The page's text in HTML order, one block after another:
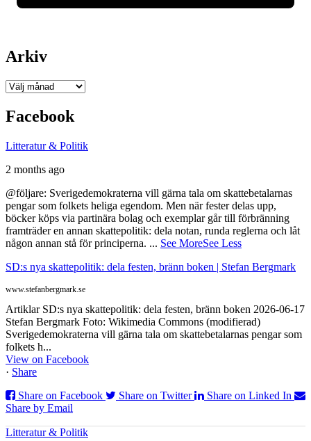
Arkiv
Arkiv
Facebook
Litteratur & Politik
2 months ago
@följare: Sverigedemokraterna vill gärna tala om skattebetalarnas
pengar som folkets heliga egendom. Men när fester delas upp,
böcker köps via partinära bolag och exemplar går till förbränning
framträder en annan skattepolitik: dela notan, runda reglerna och låt
någon annan stå för principerna. ... See MoreSee Less
SD:s nya skattepolitik: dela festen, bränn boken | Stefan Bergmark
www.stefanbergmark.se
Artiklar SD:s nya skattepolitik: dela festen, bränn boken 2026-06-17
Stefan Bergmark Foto: Wikimedia Commons (modifierad)
Sverigedemokraterna vill gärna tala om skattebetalarnas pengar som
folkets h...
View on Facebook
· Share
Share on Facebook
Share on Twitter
Share on Linked In
Share by Email
Litteratur & Politik